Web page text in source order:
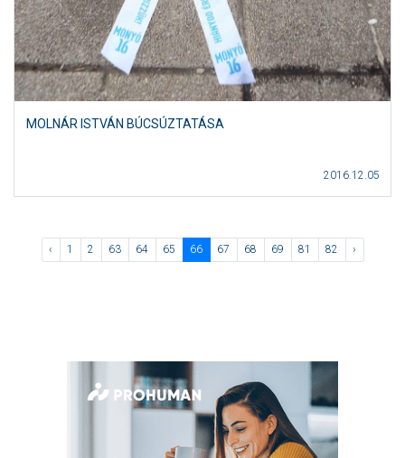
MOLNÁR ISTVÁN BÚCSÚZTATÁSA
2016.12.05
‹ 1 2 63 64 65 66 67 68 69 81 82 ›